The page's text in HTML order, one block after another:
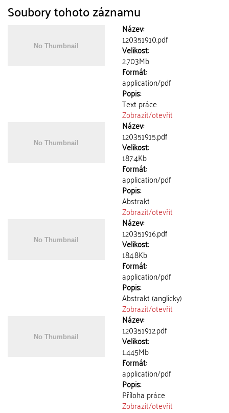
Soubory tohoto záznamu
Název:
120351910.pdf
Velikost:
2.703Mb
Formát:
application/pdf
Popis:
Text práce
Zobrazit/otevřít
Název:
120351915.pdf
Velikost:
187.4Kb
Formát:
application/pdf
Popis:
Abstrakt
Zobrazit/otevřít
Název:
120351916.pdf
Velikost:
184.8Kb
Formát:
application/pdf
Popis:
Abstrakt (anglicky)
Zobrazit/otevřít
Název:
120351912.pdf
Velikost:
1.445Mb
Formát:
application/pdf
Popis:
Příloha práce
Zobrazit/otevřít